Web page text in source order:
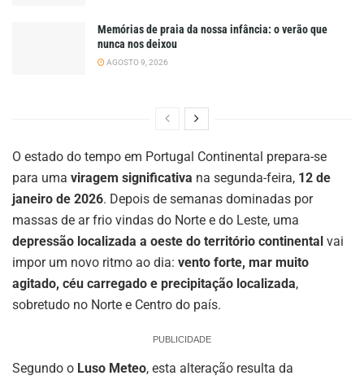
Memórias de praia da nossa infância: o verão que
nunca nos deixou
AGOSTO 9, 2026
O estado do tempo em Portugal Continental prepara-se
para uma viragem significativa na segunda-feira, 12 de
janeiro de 2026. Depois de semanas dominadas por
massas de ar frio vindas do Norte e do Leste, uma
depressão localizada a oeste do território continental vai
impor um novo ritmo ao dia: vento forte, mar muito
agitado, céu carregado e precipitação localizada,
sobretudo no Norte e Centro do país.
PUBLICIDADE
Segundo o Luso Meteo, esta alteração resulta da